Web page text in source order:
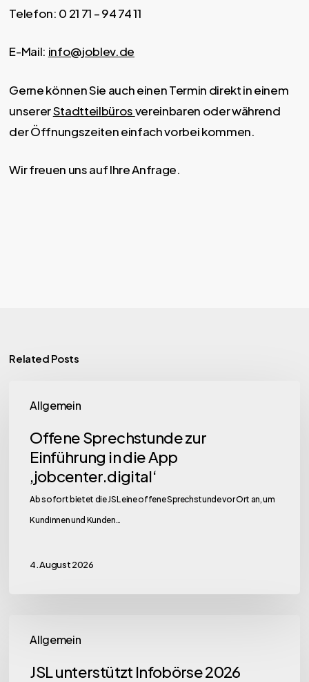
Telefon: 0 21 71 – 94 74 11
E-Mail: info@joblev.de
Gerne können Sie auch einen Termin direkt in einem
unsererStadtteilbürosvereinbaren oder während
der Öffnungszeiten einfach vorbei kommen.
Wir freuen uns auf Ihre Anfrage.
Related Posts
Allgemein
Sprechstunde
Einführung
App
Offene Sprechstunde zur
Einführung in die App
‚jobcenter.digital‘
Ab sofort bietet die JSL eine offene Sprechstunde vor Ort an, um
Kundinnen und Kunden…
4. August 2026
Allgemein
unterstützt
Infobörse
JSL unterstützt Infobörse 2026